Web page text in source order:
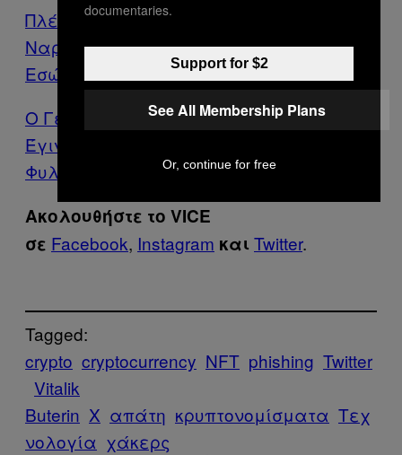
Πλέον Μπορείς να Αγοράσεις
Ναρκωτικά και Χρησιμοποιημένα
Εσώρουχα στο Facebook Marketplace
Ο Γεράσιμος και Άλλοι 16 Κρατούμενοι
Έγιναν Δωρητές Οργάνων Μέσα από τη
Φυλακή
Ακολουθήστε το VICE
σε Facebook, Instagram και Twitter.
Tagged:
crypto cryptocurrency NFT phishing Twitter
Vitalik
Buterin X απάτη κρυπτονομίσματα Τεχ
νολογία χάκερς
documentaries.
Support for $2
See All Membership Plans
Or, continue for free